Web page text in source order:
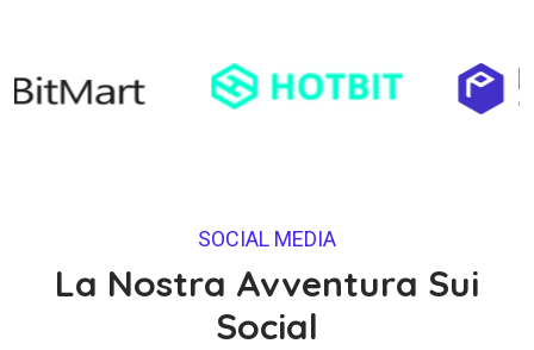
SOCIAL MEDIA
La Nostra Avventura Sui
Social